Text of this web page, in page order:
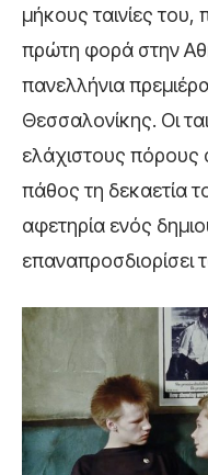
μήκους ταινίες του,
πρώτη φορά στην
πανελλήνια
Θεσσαλονίκης. Οι
ελάχιστους πόρους
πάθος τη δεκαετία
αφετηρία ενός
επαναπροσδιορίσει